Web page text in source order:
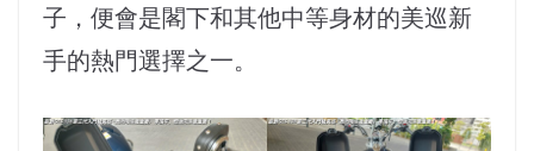
子，便會是閣下和其他中等身材的美巡新
手的熱門選擇之一。